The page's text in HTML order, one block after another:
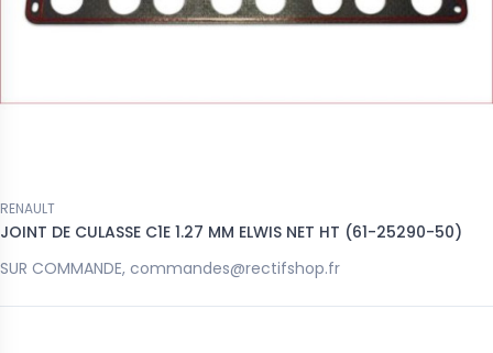
RENAULT
JOINT DE CULASSE C1E 1.27 MM ELWIS NET HT (61-25290-50)
SUR COMMANDE, commandes@rectifshop.fr